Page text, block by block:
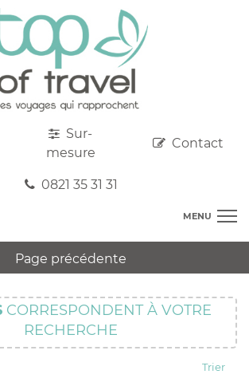
Sur-
mesure
Contact
0821 35 31 31
MENU
CHEZ VOUS
Page précédente
CORRESPONDENT À VOTRE
RECHERCHE
Trier